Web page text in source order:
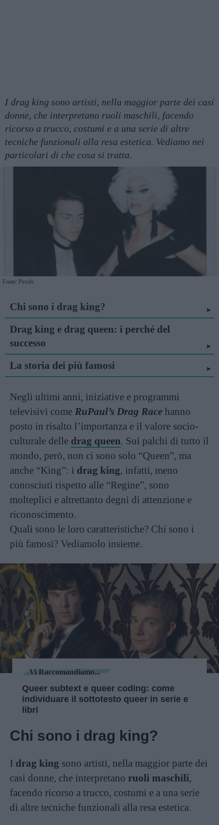
I drag king sono artisti, nella maggior parte dei casi
donne, che interpretano ruoli maschili, facendo
ricorso a trucco, costumi e a una serie di altre
tecniche funzionali alla resa estetica. Vediamo nei
particolari di che cosa si tratta.
Fonte: Pexels
Chi sono i drag king?
Drag king e drag queen: i perché del
successo
La storia dei più famosi
Negli ultimi anni, iniziative e programmi
televisivi come RuPaul’s Drag Race hanno
posto in risalto l’importanza e il valore socio-
culturale delle drag queen. Sui palchi di tutto il
mondo, però, non ci sono solo “Queen”, ma
anche “King”: i drag king, infatti, meno
conosciuti rispetto alle “Regine”, sono
molteplici e altrettanto degni di attenzione e
riconoscimento.
Quali sono le loro caratteristiche? Chi sono i
più famosi? Vediamolo insieme.
Vi Raccomandiamo...
Queer subtext e queer coding: come
individuare il sottotesto queer in serie e
libri
Chi sono i drag king?
I drag king sono artisti, nella maggior parte dei
casi donne, che interpretano ruoli maschili,
facendo ricorso a trucco, costumi e a una serie
di altre tecniche funzionali alla resa estetica.